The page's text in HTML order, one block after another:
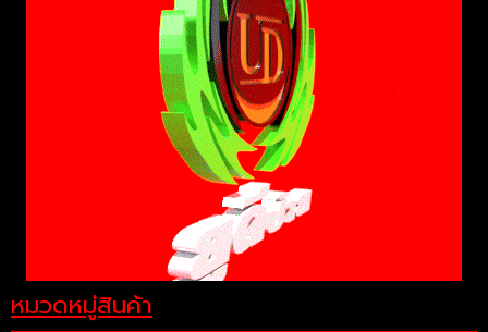
หมวดหมู่สินค้า